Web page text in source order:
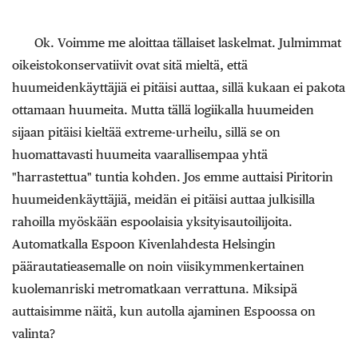
Ok. Voimme me aloittaa tällaiset laskelmat. Julmimmat
oikeistokonservatiivit ovat sitä mieltä, että
huumeidenkäyttäjiä ei pitäisi auttaa, sillä kukaan ei pakota
ottamaan huumeita. Mutta tällä logiikalla huumeiden
sijaan pitäisi kieltää extreme-urheilu, sillä se on
huomattavasti huumeita vaarallisempaa yhtä
"harrastettua" tuntia kohden. Jos emme auttaisi Piritorin
huumeidenkäyttäjiä, meidän ei pitäisi auttaa julkisilla
rahoilla myöskään espoolaisia yksityisautoilijoita.
Automatkalla Espoon Kivenlahdesta Helsingin
päärautatieasemalle on noin viisikymmenkertainen
kuolemanriski metromatkaan verrattuna. Miksipä
auttaisimme näitä, kun autolla ajaminen Espoossa on
valinta?